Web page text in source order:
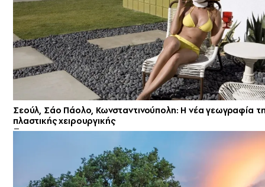
Σεούλ, Σάο Πάολο, Κωνσταντινούπολη: Η νέα γεωγραφία
πλαστικής χειρουργικής